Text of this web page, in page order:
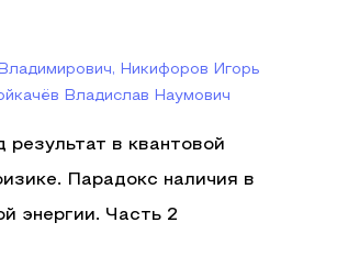
Никифоров Игорь
Владислав Наумович
результат в квантовой
Парадокс наличия в
энергии. Часть 2